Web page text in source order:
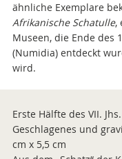
ähnliche Exemplare
Afrikanische Schatulle,
Museen, die Ende des
(Numidia) entdeckt
wird.
Erste Hälfte des VII. Jhs.
Geschlagenes und
cm x 5,5 cm